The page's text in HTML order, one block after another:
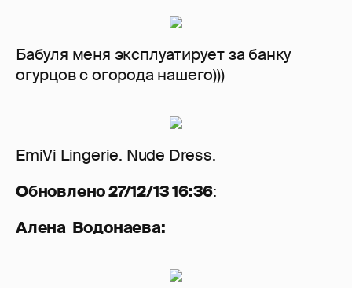
Бабуля меня эксплуатирует за банку
огурцов с огорода нашего)))
EmiVi Lingerie. Nude Dress.
Обновлено 27/12/13 16:36:
Алена Водонаева: